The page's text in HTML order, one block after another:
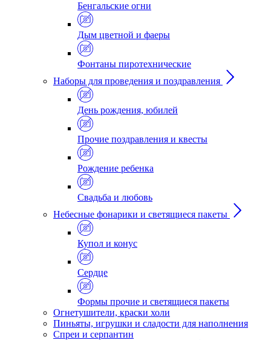
Бенгальские огни
Дым цветной и фаеры
Фонтаны пиротехнические
Наборы для проведения и поздравления
День рождения, юбилей
Прочие поздравления и квесты
Рождение ребенка
Свадьба и любовь
Небесные фонарики и светящиеся пакеты
Купол и конус
Сердце
Формы прочие и светящиеся пакеты
Огнетушители, краски холи
Пиньяты, игрушки и сладости для наполнения
Спреи и серпантин